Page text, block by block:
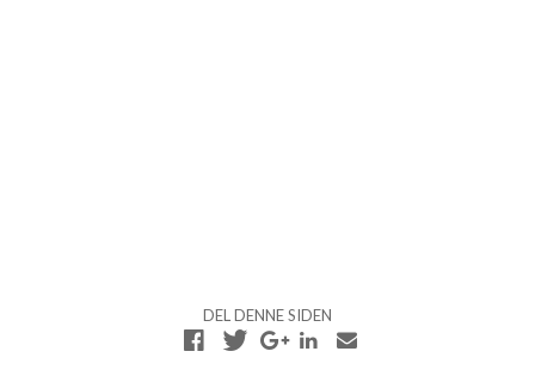
DEL DENNE SIDEN